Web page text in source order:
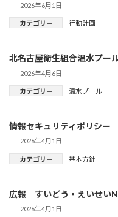
2026年6月1日
カテゴリー 行動計画
北名古屋衛生組合温水プー
2026年4月6日
カテゴリー 温水プール
情報セキュリティポリシー
2026年4月1日
カテゴリー 基本方針
広報 すいどう・えいせい
2026年4月1日